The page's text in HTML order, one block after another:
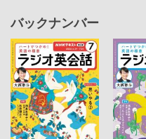
バックナンバー